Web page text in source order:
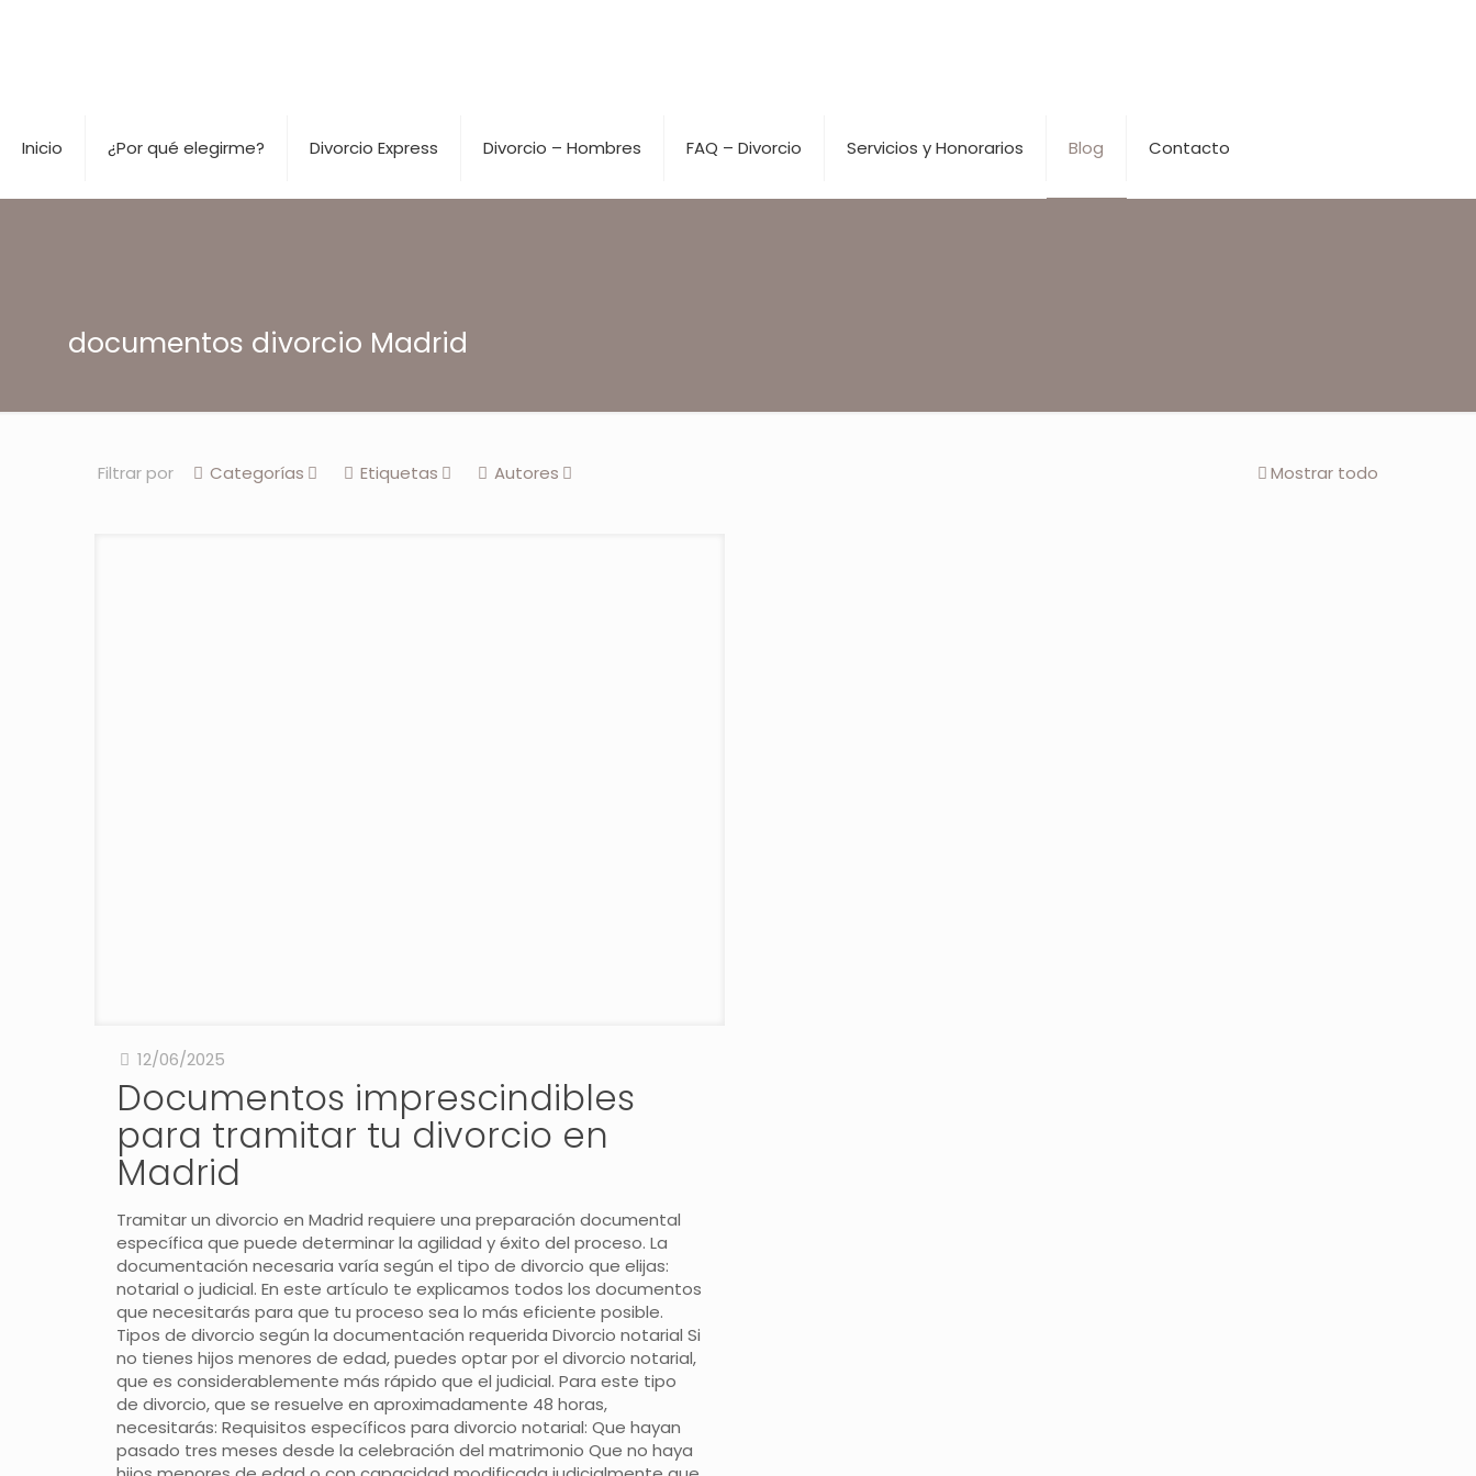
Inicio ¿Por qué elegirme? Divorcio Express Divorcio – Hombres FAQ – Divorcio Servicios y Honorarios Blog Contacto
documentos divorcio Madrid
Filtrar por Categorías Etiquetas Autores Mostrar todo
12/06/2025
Documentos imprescindibles
para tramitar tu divorcio en
Madrid
Tramitar un divorcio en Madrid requiere una preparación documental
específica que puede determinar la agilidad y éxito del proceso. La
documentación necesaria varía según el tipo de divorcio que elijas:
notarial o judicial. En este artículo te explicamos todos los documentos
que necesitarás para que tu proceso sea lo más eficiente posible.
Tipos de divorcio según la documentación requerida Divorcio notarial Si
no tienes hijos menores de edad, puedes optar por el divorcio notarial,
que es considerablemente más rápido que el judicial. Para este tipo
de divorcio, que se resuelve en aproximadamente 48 horas,
necesitarás: Requisitos específicos para divorcio notarial: Que hayan
pasado tres meses desde la celebración del matrimonio Que no haya
Abogados Exequátur Divorcio
Servicios
Honorarios
Consulta Online
Localización y Contacto
Datos de Contacto
C/ Raimundo Fernández Villaverde, 52 1ºC, 28003 Madrid • Tel. 910746965 Mov. 615944098 Fax. 918004073 •
pilar@abogadafamilia.com
C/ Gabriel García Márquez, 4, Las Rozas, 28232
Avenida Juan Carlos I, 13, Planta 14, Torre Garena 28806, Alcalá de Henares, Madrid